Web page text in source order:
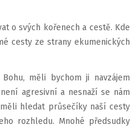
o svých kořenech a cestě. Kde
cesty ze strany ekumenických
měli bychom ji navzájem
agresivní a nesnaží se nám
hledat průsečíky naší cesty
rozhledu. Mnohé předsudky